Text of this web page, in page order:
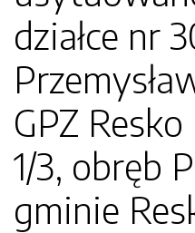
działce nr
GPZ
1/3, obręb
gminie